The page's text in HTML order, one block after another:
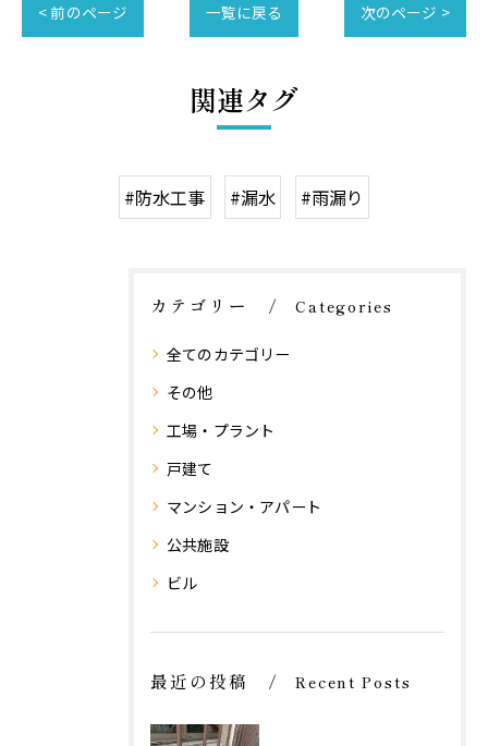
< 前のページ 一覧に戻る 次のページ >
関連タグ
#防水工事 #漏水 #雨漏り
カテゴリー Categories
全てのカテゴリー
その他
工場・プラント
戸建て
マンション・アパート
公共施設
ビル
最近の投稿 Recent Posts